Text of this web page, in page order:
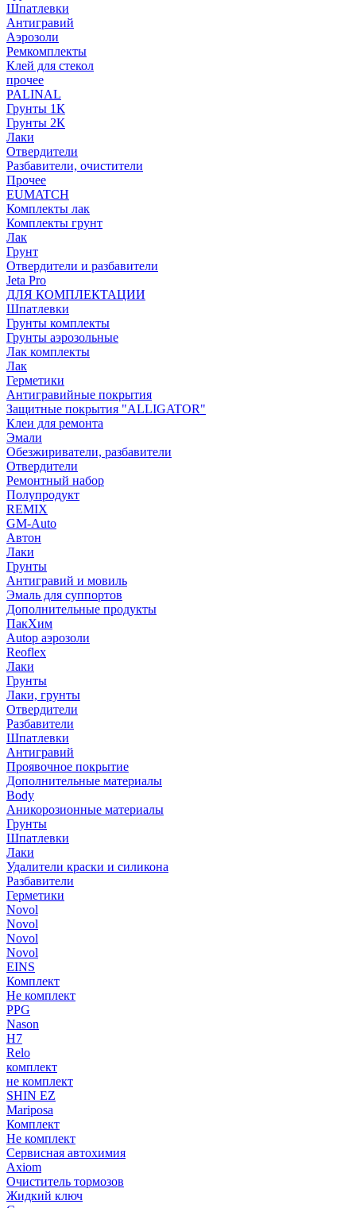
Шпатлевки
Антигравий
Аэрозоли
Ремкомплекты
Клей для стекол
прочее
PALINAL
Грунты 1К
Грунты 2К
Лаки
Отвердители
Разбавители, очистители
Прочее
EUMATCH
Комплекты лак
Комплекты грунт
Лак
Грунт
Отвердители и разбавители
Jeta Pro
ДЛЯ КОМПЛЕКТАЦИИ
Шпатлевки
Грунты комплекты
Грунты аэрозольные
Лак комплекты
Лак
Герметики
Антигравийные покрытия
Защитные покрытия "ALLIGATOR"
Клеи для ремонта
Эмали
Обезжириватели, разбавители
Отвердители
Ремонтный набор
Полупродукт
REMIX
GM-Auto
Автон
Лаки
Грунты
Антигравий и мовиль
Эмаль для суппортов
Дополнительные продукты
ПакХим
Autop аэрозоли
Reoflex
Лаки
Грунты
Лаки, грунты
Отвердители
Разбавители
Шпатлевки
Антигравий
Проявочное покрытие
Дополнительные материалы
Body
Аникорозионные материалы
Грунты
Шпатлевки
Лаки
Удалители краски и силикона
Разбавители
Герметики
Novol
Novol
Novol
Novol
EINS
Комплект
Не комплект
PPG
Nason
H7
Relo
комплект
не комплект
SHIN EZ
Mariposa
Комплект
Не комплект
Сервисная автохимия
Axiom
Очиститель тормозов
Жидкий ключ